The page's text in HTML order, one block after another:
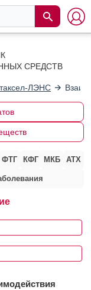
СРЕДСТВ
ЛЭНС
ФТГ КФГ МКБ АТХ